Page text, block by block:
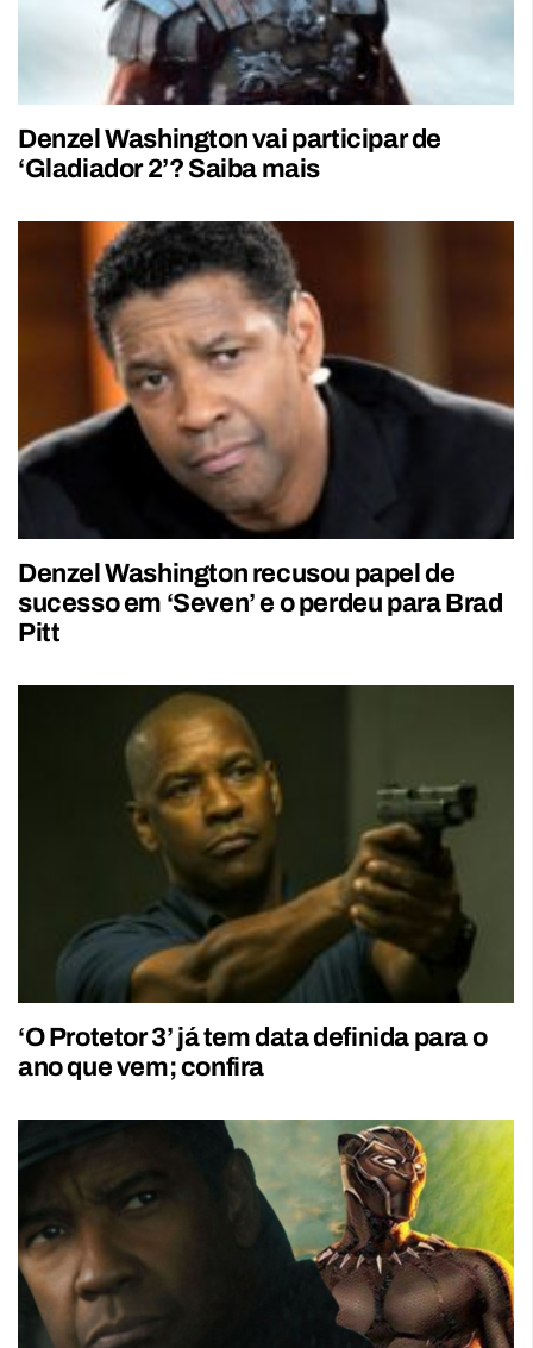
Denzel Washington vai participar de
‘Gladiador 2’? Saiba mais
Denzel Washington recusou papel de
sucesso em ‘Seven’ e o perdeu para Brad
Pitt
‘O Protetor 3’ já tem data definida para o
ano que vem; confira